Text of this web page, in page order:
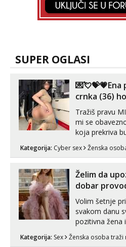
SUPER OGLASI
crnka (36)
Tražiš pravu
mi se
koja prekriva
vidio, čista
bolje da ni ne
vjeruj mi, takve
spremna za
Kategorija: Cyber sex Ženska
Želim da
dobar
Volim šetnje
svakom danu
pozitivna žena
može i nešto
Kategorija: Sex Ženska osoba traži